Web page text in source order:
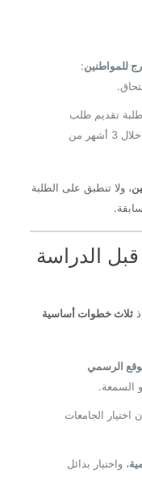
للمواطنين:
تقديم طلب
لمراجعة القرار أو طلب استثناء لمرة واحدة خلال 3 أشهر من
، ولا تنطبق على الطلبة
الدراسة
ثلاث خطوات أساسية
الرسمي
السمعة.
اختيار الجامعات
، واختيار بدائل